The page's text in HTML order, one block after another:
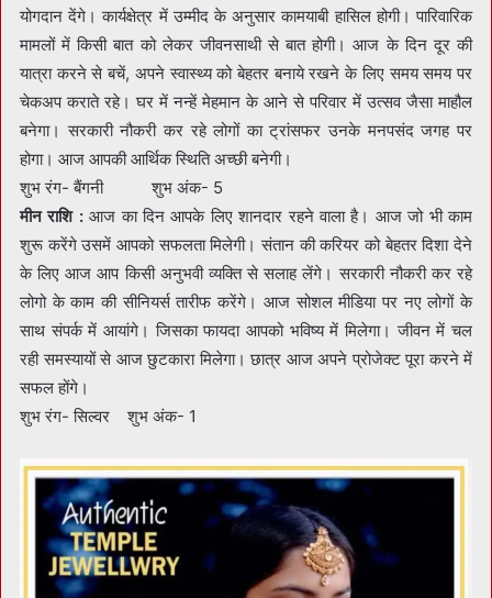
योगदान देंगे। कार्यक्षेत्र में उम्मीद के अनुसार कामयाबी हासिल होगी। पारिवारिक
मामलों में किसी बात को लेकर जीवनसाथी से बात होगी। आज के दिन दूर की
यात्रा करने से बचें, अपने स्वास्थ्य को बेहतर बनाये रखने के लिए समय समय पर
चेकअप कराते रहे। घर में नन्हें मेहमान के आने से परिवार में उत्सव जैसा माहौल
बनेगा। सरकारी नौकरी कर रहे लोगों का ट्रांसफर उनके मनपसंद जगह पर
होगा। आज आपकी आर्थिक स्थिति अच्छी बनेगी।
शुभ रंग- बैंगनी शुभ अंक- 5
मीन राशि :आज का दिन आपके लिए शानदार रहने वाला है। आज जो भी काम
शुरू करेंगे उसमें आपको सफलता मिलेगी। संतान की करियर को बेहतर दिशा देने
के लिए आज आप किसी अनुभवी व्यक्ति से सलाह लेंगे। सरकारी नौकरी कर रहे
लोगो के काम की सीनियर्स तारीफ करेंगे। आज सोशल मीडिया पर नए लोगों के
साथ संपर्क में आयांगे। जिसका फायदा आपको भविष्य में मिलेगा। जीवन में चल
रही समस्यायों से आज छुटकारा मिलेगा। छात्र आज अपने प्रोजेक्ट पूरा करने में
सफल होंगे।
शुभ रंग- सिल्वर शुभ अंक- 1